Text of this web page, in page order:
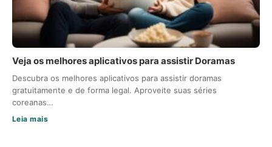
Veja os melhores aplicativos para assistir Doramas
Descubra os melhores aplicativos para assistir doramas
gratuitamente e de forma legal. Aproveite suas séries
coreanas…
Leia mais